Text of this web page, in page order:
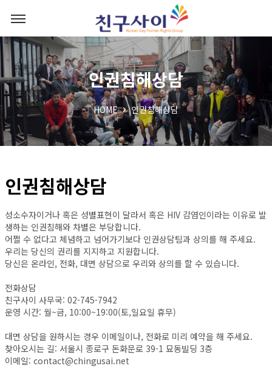
인권침해상담
HOME 인권침해상담
인권침해상담
성소수자이거나 혹은 성별표현이 달라서 혹은 HIV 감염인이라는 이유로 발
생하는 인권침해와 차별은 부당합니다.
어쩔 수 없다고 체념하고 넘어가기보다 인권상담팀과 상의를 해 주세요.
우리는 당신의 권리를 지지하고 지원합니다.
당신은 온라인, 전화, 대면 상담으로 우리와 상의를 할 수 있습니다.
전화상담
친구사이 사무국: 02-745-7942
운영 시간: 월~금, 10:00~19:00(토,일요일 휴무)
대면 상담을 원하시는 경우 이메일이나, 전화로 미리 예약을 해 주세요.
찾아오시는 길: 서울시 종로구 돈화문로 39-1 묘동빌딩 3층
이메일: contact@chingusai.net